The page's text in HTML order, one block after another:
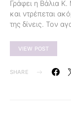
Γράφει η Βάλια
και ντρέπεται
της δίνεις. Τον
VIEW POST
SHARE